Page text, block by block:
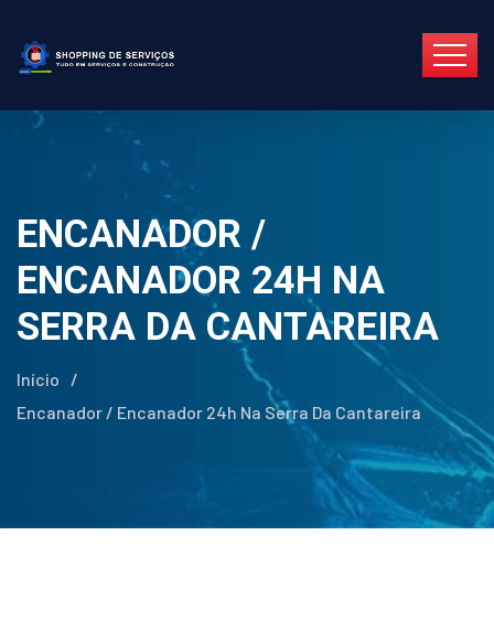
ENCANADOR /
ENCANADOR 24H NA
SERRA DA CANTAREIRA
Início
/
Encanador / Encanador 24h Na Serra Da Cantareira